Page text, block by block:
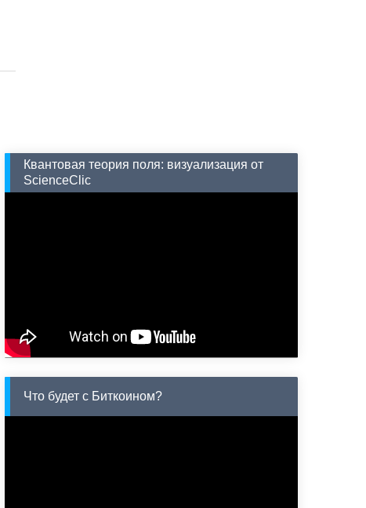
Квантовая теория поля: визуализация от
ScienceClic
Что будет с Биткоином?